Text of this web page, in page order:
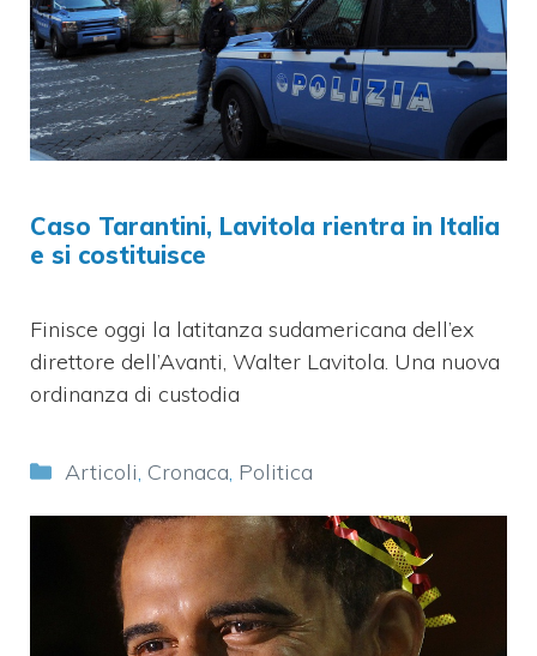
Caso Tarantini, Lavitola rientra in Italia
e si costituisce
Finisce oggi la latitanza sudamericana dell’ex
direttore dell’Avanti, Walter Lavitola. Una nuova
ordinanza di custodia
Categorie
Articoli, Cronaca, Politica